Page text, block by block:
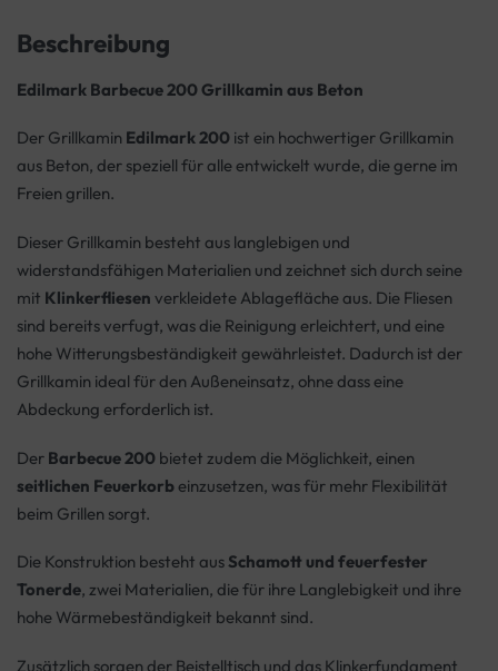
Beschreibung
Edilmark Barbecue 200 Grillkamin aus Beton
Der Grillkamin Edilmark 200 ist ein hochwertiger Grillkamin
aus Beton, der speziell für alle entwickelt wurde, die gerne im
Freien grillen.
Dieser Grillkamin besteht aus langlebigen und
widerstandsfähigen Materialien und zeichnet sich durch seine
mit Klinkerfliesen verkleidete Ablagefläche aus. Die Fliesen
sind bereits verfugt, was die Reinigung erleichtert, und eine
hohe Witterungsbeständigkeit gewährleistet. Dadurch ist der
Grillkamin ideal für den Außeneinsatz, ohne dass eine
Abdeckung erforderlich ist.
Der Barbecue 200 bietet zudem die Möglichkeit, einen
seitlichen Feuerkorbeinzusetzen, was für mehr Flexibilität
beim Grillen sorgt.
Die Konstruktion besteht ausSchamott und feuerfester
Tonerde, zwei Materialien, die für ihre Langlebigkeit und ihre
hohe Wärmebeständigkeit bekannt sind.
Zusätzlich sorgen der Beistelltisch und das Klinkerfundament